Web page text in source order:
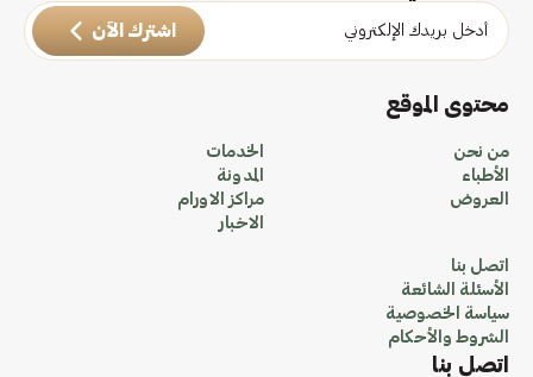
اشترك الآن
محتوى الموقع
من نحن
الأطباء
العروض
الخدمات
المدونة
مراكز الاورام
الاخبار
اتصل بنا
الأسئلة الشائعة
سياسة الخصوصية
الشروط والأحكام
اتصل بنا